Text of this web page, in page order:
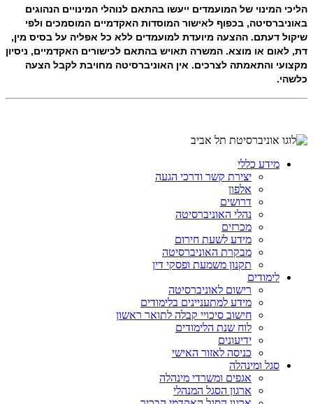
הליכי המינוי של המועמדים ייעשו בהתאם לנוהלי המינויים הנהוגים
באוניברסיטה, בכפוף לאישור המוסדות האקדמיים המוסמכים ולפי
שיקול דעתם. ההצעה מיועדת למועמדים ללא כל אפליה על בסיס מין,
דת, לאום או מוצא. המשרה תאויש בהתאם לכישורים האקדמיים, ניסיון
מקצועי והתאמתה לצרכים. אין האוניברסיטה מחויבת לקבל הצעה
כלשהי.
מידע כללי
יצירת קשר ודרכי הגעה
אלפון
דרושים
נהלי האוניברסיטה
מכרזים
מידע לשעת חירום
מבקרת האוניברסיטה
תקנון משמעת ופסקי דין
לימודים
רישום לאוניברסיטה
מידע למתעניינים בלימודים
חישוב סיכויי קבלה לתואר ראשון
לוח שנת הלימודים
ידיעונים
כניסה לאזור האישי
סגל ומינהלה
אגפים ומשרדי מינהלה
ארגון הסגל המנהלי